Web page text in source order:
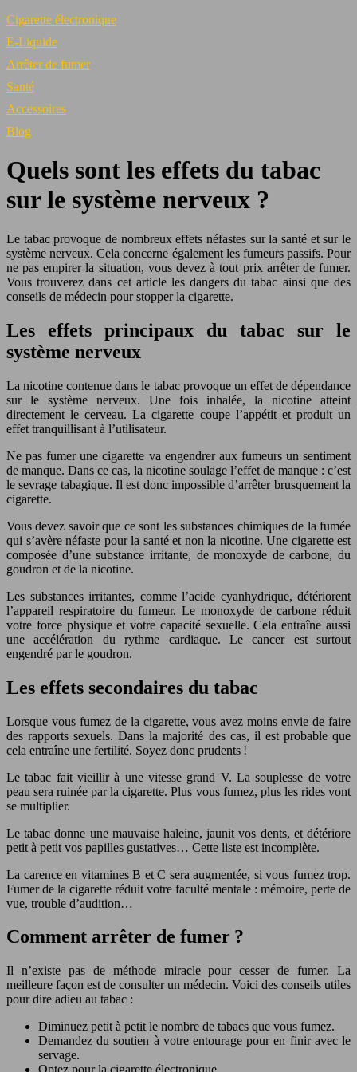
Cigarette électronique
E-Liquide
Arrêter de fumer
Santé
Accessoires
Blog
Quels sont les effets du tabac
sur le système nerveux ?
Le tabac provoque de nombreux effets néfastes sur la santé et sur le
système nerveux. Cela concerne également les fumeurs passifs. Pour
ne pas empirer la situation, vous devez à tout prix arrêter de fumer.
Vous trouverez dans cet article les dangers du tabac ainsi que des
conseils de médecin pour stopper la cigarette.
Les effets principaux du tabac sur le
système nerveux
La nicotine contenue dans le tabac provoque un effet de dépendance
sur le système nerveux. Une fois inhalée, la nicotine atteint
directement le cerveau. La cigarette coupe l’appétit et produit un
effet tranquillisant à l’utilisateur.
Ne pas fumer une cigarette va engendrer aux fumeurs un sentiment
de manque. Dans ce cas, la nicotine soulage l’effet de manque : c’est
le sevrage tabagique. Il est donc impossible d’arrêter brusquement la
cigarette.
Vous devez savoir que ce sont les substances chimiques de la fumée
qui s’avère néfaste pour la santé et non la nicotine. Une cigarette est
composée d’une substance irritante, de monoxyde de carbone, du
goudron et de la nicotine.
Les substances irritantes, comme l’acide cyanhydrique, détériorent
l’appareil respiratoire du fumeur. Le monoxyde de carbone réduit
votre force physique et votre capacité sexuelle. Cela entraîne aussi
une accélération du rythme cardiaque. Le cancer est surtout
engendré par le goudron.
Les effets secondaires du tabac
Lorsque vous fumez de la cigarette, vous avez moins envie de faire
des rapports sexuels. Dans la majorité des cas, il est probable que
cela entraîne une fertilité. Soyez donc prudents !
Le tabac fait vieillir à une vitesse grand V. La souplesse de votre
peau sera ruinée par la cigarette. Plus vous fumez, plus les rides vont
se multiplier.
Le tabac donne une mauvaise haleine, jaunit vos dents, et détériore
petit à petit vos papilles gustatives… Cette liste est incomplète.
La carence en vitamines B et C sera augmentée, si vous fumez trop.
Fumer de la cigarette réduit votre faculté mentale : mémoire, perte de
vue, trouble d’audition…
Comment arrêter de fumer ?
Il n’existe pas de méthode miracle pour cesser de fumer. La
meilleure façon est de consulter un médecin. Voici des conseils utiles
pour dire adieu au tabac :
Diminuez petit à petit le nombre de tabacs que vous fumez.
Demandez du soutien à votre entourage pour en finir avec le
servage.